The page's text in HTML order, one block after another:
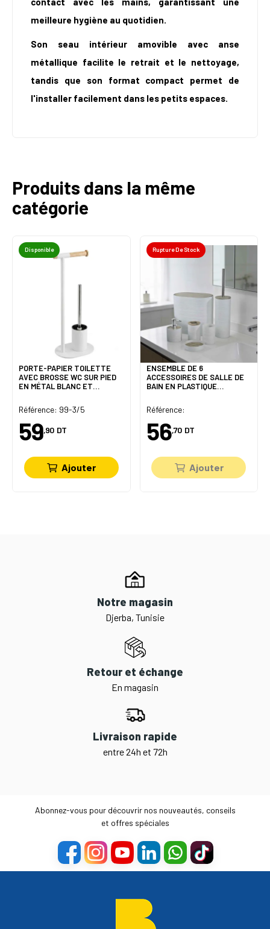
meilleure hygiène au quotidien.
Son seau intérieur amovible avec anse
métallique facilite le retrait et le nettoyage,
tandis que son format compact permet de
l'installer facilement dans les petits espaces.
Produits dans la même
catégorie
Disponible
PORTE-PAPIER TOILETTE
AVEC BROSSE WC SUR PIED
EN MÉTAL BLANC ET
Référence: 99-3/5
59,90 DT
Ajouter
Rupture De Stock
ENSEMBLE DE 6
ACCESSOIRES DE SALLE DE
BAIN EN PLASTIQUE
Référence:
56,70 DT
Ajouter
Notre magasin
Djerba, Tunisie
Retour et échange
En magasin
Livraison rapide
entre 24h et 72h
Abonnez-vous pour découvrir nos nouveautés, conseils
et offres spéciales